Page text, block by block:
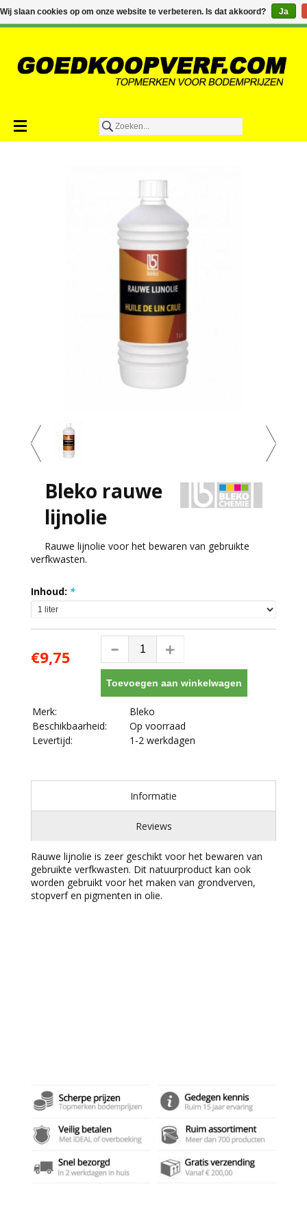
€0,00
Bleko rauwe
lijnolie
Rauwe lijnolie voor het bewaren van gebruikte
verfkwasten.
Inhoud: *
€9,75
Toevoegen aan winkelwagen
Toevoegen aan winkelwagen
Merk:
Bleko
Beschikbaarheid:
Op voorraad
Levertijd:
1-2 werkdagen
Informatie
Reviews
Rauwe lijnolie is zeer geschikt voor het bewaren van
gebruikte verfkwasten. Dit natuurproduct kan ook
worden gebruikt voor het maken van grondverven,
stopverf en pigmenten in olie.
Wij slaan cookies op om onze website te verbeteren. Is dat akkoord? Ja